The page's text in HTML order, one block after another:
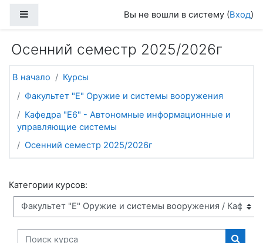
Вы не вошли в систему (Вход)
Осенний семестр 2025/2026г
В начало
Курсы
Факультет "Е" Оружие и системы вооружения
Кафедра "Е6" - Автономные информационные и
управляющие системы
Осенний семестр 2025/2026г
Категории курсов:
Поиск курса